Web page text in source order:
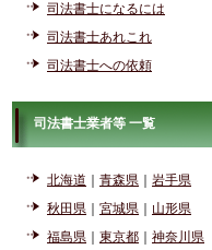
司法書士になるには
司法書士あれこれ
司法書士への依頼
司法書士業者等 一覧
北海道 青森県
岩手県
秋田県
宮城県
山形県
福島県
東京都
神奈川県